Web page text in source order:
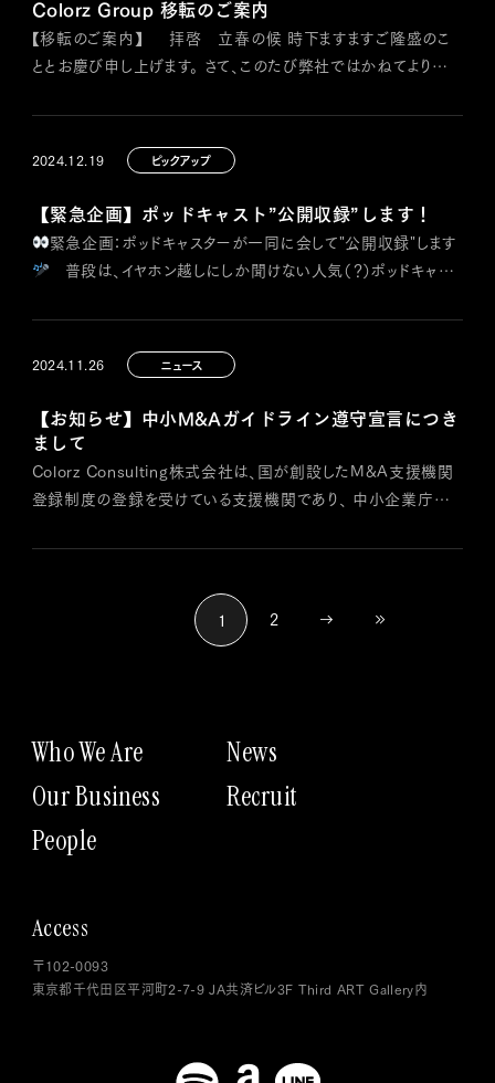
Colorz Group 移転のご案内
【移転のご案内】 拝啓 立春の候 時下ますますご隆盛のこ
ととお慶び申し上げます。 さて、このたび弊社ではかねてより準
り営業を開始する運びとなりました。 これもひとえに皆様
のご支援の賜物と社員一同感謝いたしております。 今後とも一
層のご支援ご教示を賜りますよう、お願い申し上げます。 まずは
略儀ながらこちらのご案内として、ご挨…
2024.12.19 ピックアップ
【緊急企画】ポッドキャスト”公開収録”します！
緊急企画：ポッドキャスターが一同に会して"公開収録"します
普段は、イヤホン越しにしか聞けない人気（？）ポッドキャス
Q&Aタイムや即興トークも予定しています。 出演者一覧: •10
分deM&A戦略 / 白川正芳 : •有機体人事 / 城石大和 •経営
者のマインドサプリ / 秋山ジョー賢司 •財…
2024.11.26 ニュース
【お知らせ】中小M&Aガイドライン遵守宣言につき
まして
Colorz Consulting株式会社は、国が創設したM&A支援機関
登録制度の登録を受けている支援機関であり、 中小企業庁が
す。 中小M&Aガイドライン（第3版）遵守の宣言につ
1
2
Who We Are
Our Business
People
News
Recruit
Access
〒102-0093
東京都千代田区平河町2-7-9 JA共済ビル3F Third ART Gallery内